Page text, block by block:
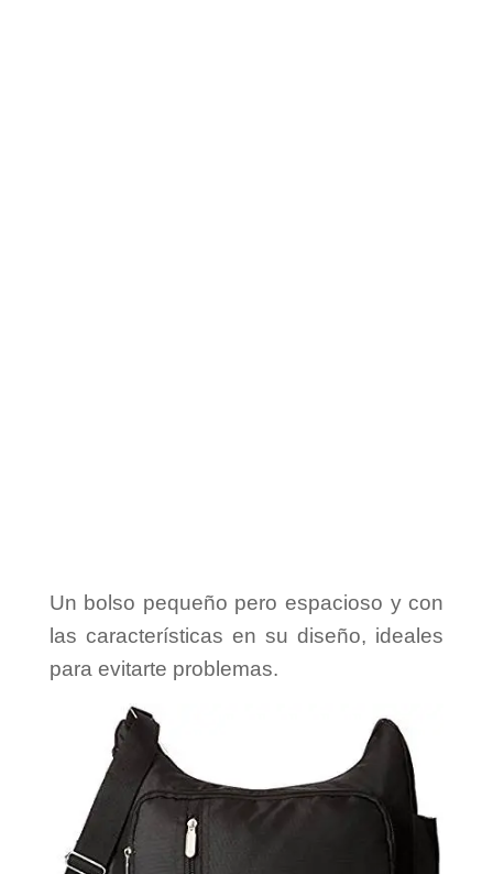
Un bolso pequeño pero espacioso y con
las características en su diseño, ideales
para evitarte problemas.